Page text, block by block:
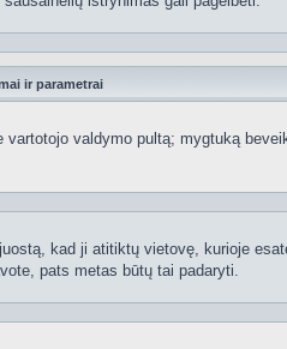
ir parametrai
valdymo pultą; mygtuką
kad ji atitiktų vietovę, kurioje
pats metas būtų tai padaryti.